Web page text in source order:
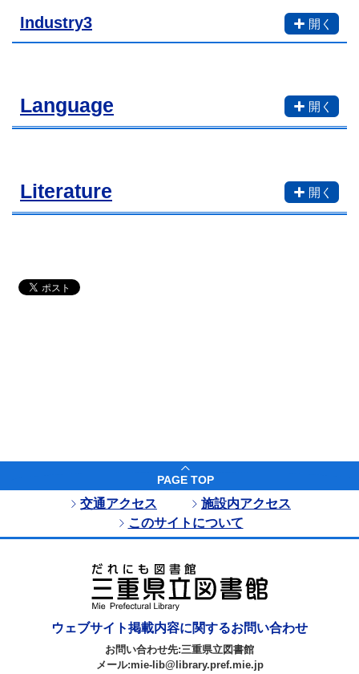
Industry3
Language
Literature
PAGE TOP
交通アクセス
施設内アクセス
このサイトについて
ウェブサイト掲載内容に関するお問い合わせ
お問い合わせ先:三重県立図書館
メール:mie-lib@library.pref.mie.jp